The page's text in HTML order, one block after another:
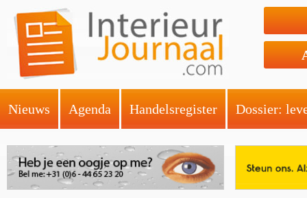
Nieuws Agenda Handelsregister Dossier: